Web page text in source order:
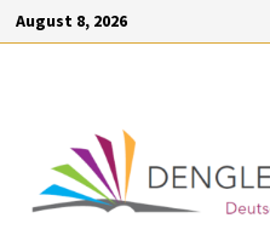
springen
Zum
Inhalt
August 8, 2026